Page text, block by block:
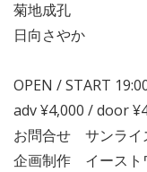
菊地成孔
日向さやか
OPEN / START
adv ¥4,000 / door
お問合せ サンライ
企画制作 イースト